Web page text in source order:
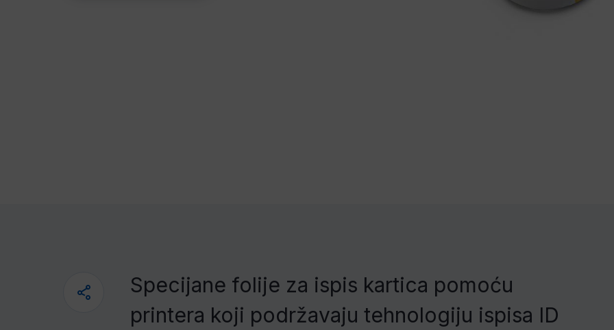
Specijane folije za ispis kartica pomoću
printera koji podržavaju tehnologiju ispisa ID